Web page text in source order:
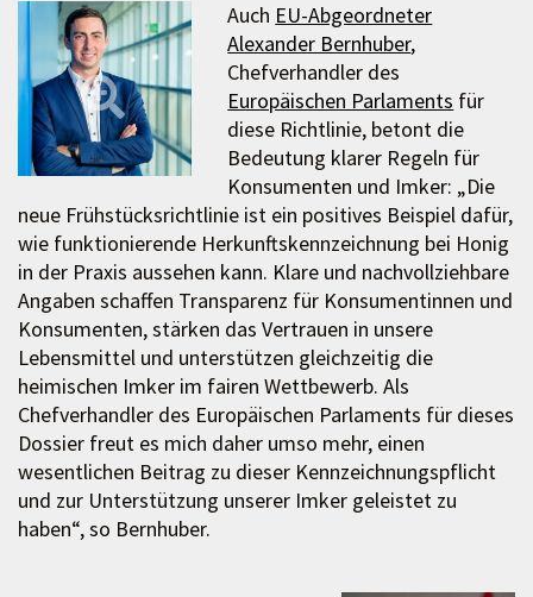
Auch EU-Abgeordneter
Alexander Bernhuber,
Chefverhandler des
Europäischen Parlaments für
diese Richtlinie, betont die
Bedeutung klarer Regeln für
Konsumenten und Imker: „Die
neue Frühstücksrichtlinie ist ein positives Beispiel dafür,
wie funktionierende Herkunftskennzeichnung bei Honig
in der Praxis aussehen kann. Klare und nachvollziehbare
Angaben schaffen Transparenz für Konsumentinnen und
Konsumenten, stärken das Vertrauen in unsere
Lebensmittel und unterstützen gleichzeitig die
heimischen Imker im fairen Wettbewerb. Als
Chefverhandler des Europäischen Parlaments für dieses
Dossier freut es mich daher umso mehr, einen
wesentlichen Beitrag zu dieser Kennzeichnungspflicht
und zur Unterstützung unserer Imker geleistet zu
haben“, so Bernhuber.